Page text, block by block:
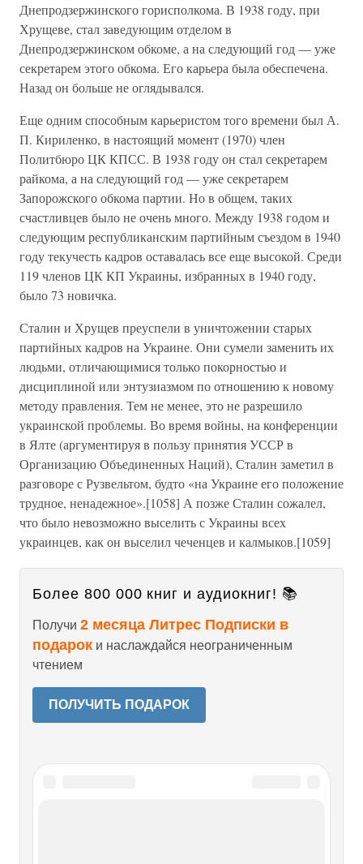
Днепродзержинского горисполкома. В 1938 году, при
Хрущеве, стал заведующим отделом в
Днепродзержинском обкоме, а на следующий год — уже
секретарем этого обкома. Его карьера была обеспечена.
Назад он больше не оглядывался.
Еще одним способным карьеристом того времени был А.
П. Кириленко, в настоящий момент (1970) член
Политбюро ЦК КПСС. В 1938 году он стал секретарем
райкома, а на следующий год — уже секретарем
Запорожского обкома партии. Но в общем, таких
счастливцев было не очень много. Между 1938 годом и
следующим республиканским партийным съездом в 1940
году текучесть кадров оставалась все еще высокой. Среди
119 членов ЦК КП Украины, избранных в 1940 году,
было 73 новичка.
Сталин и Хрущев преуспели в уничтожении старых
партийных кадров на Украине. Они сумели заменить их
людьми, отличающимися только покорностью и
дисциплиной или энтузиазмом по отношению к новому
методу правления. Тем не менее, это не разрешило
украинской проблемы. Во время войны, на конференции
в Ялте (аргументируя в пользу принятия УССР в
Организацию Объединенных Наций), Сталин заметил в
разговоре с Рузвельтом, будто «на Украине его положение
трудное, ненадежное».[1058] А позже Сталин сожалел,
что было невозможно выселить с Украины всех
украинцев, как он выселил чеченцев и калмыков.[1059]
Более 800 000 книг и аудиокниг! 📚
Получи 2 месяца Литрес Подписки в
подарок и наслаждайся неограниченным
чтением
ПОЛУЧИТЬ ПОДАРОК